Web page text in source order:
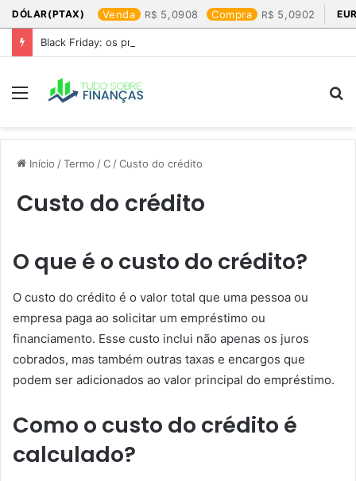
DÓLAR(PTAX) Venda 5,0908 Compra 5,0902
Black Friday: os produtos que mais valem a pena
Menu
Início /Termo /C /Custo do crédito
Custo do crédito
O que é o custo do crédito?
O custo do crédito é o valor total que uma pessoa ou
empresa paga ao solicitar um empréstimo ou
financiamento. Esse custo inclui não apenas os juros
cobrados, mas também outras taxas e encargos que
podem ser adicionados ao valor principal do empréstimo.
Como o custo do crédito é
calculado?